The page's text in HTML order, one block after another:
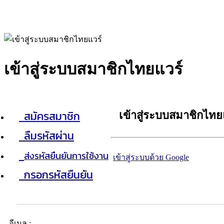
เข้าสู่ระบบสมาชิกไทยแวร์
สมัครสมาชิก
ลืมรหัสผ่าน
ส่งรหัสยืนยันการใช้งาน
กรอกรหัสยืนยัน
เข้าสู่ระบบสมาชิกไท
เข้าสู่ระบบด้วย Google